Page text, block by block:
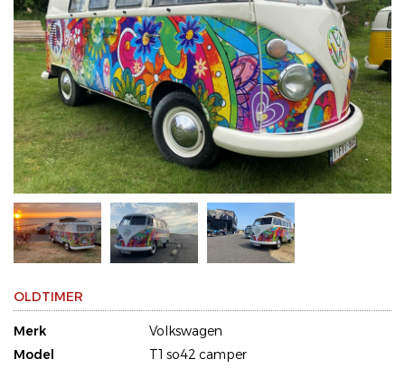
OLDTIMER
Merk
Volkswagen
Model
T1 so42 camper